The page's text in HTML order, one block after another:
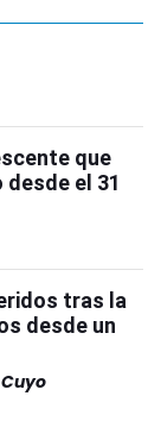
que
el 31
tras la
desde un